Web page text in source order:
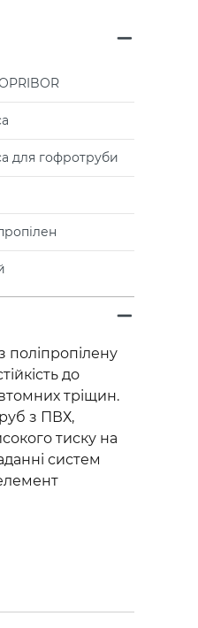
для гофротруби
поліпропілену
до
тріщин.
з ПВХ,
тиску на
систем